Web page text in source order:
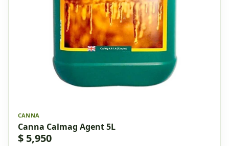
CANNA
Canna Calmag Agent 5L
$ 5,950